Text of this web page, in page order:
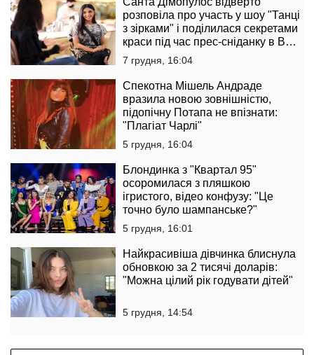
розповіла про участь у шоу "Танці
з зірками" і поділилася секретами
краси під час прес-сніданку в B
Boutique Bar
7 грудня, 16:04
Спекотна Мішель Андраде
вразила новою зовнішністю,
підопічну Потапа не впізнати:
"Плагіат Чарлі"
5 грудня, 16:04
Блондинка з "Квартал 95"
осоромилася з пляшкою
ігристого, відео конфузу: "Це
точно було шампанське?"
5 грудня, 16:01
Найкрасивіша дівчинка блиснула
обновкою за 2 тисячі доларів:
"Можна цілий рік годувати дітей"
5 грудня, 14:54